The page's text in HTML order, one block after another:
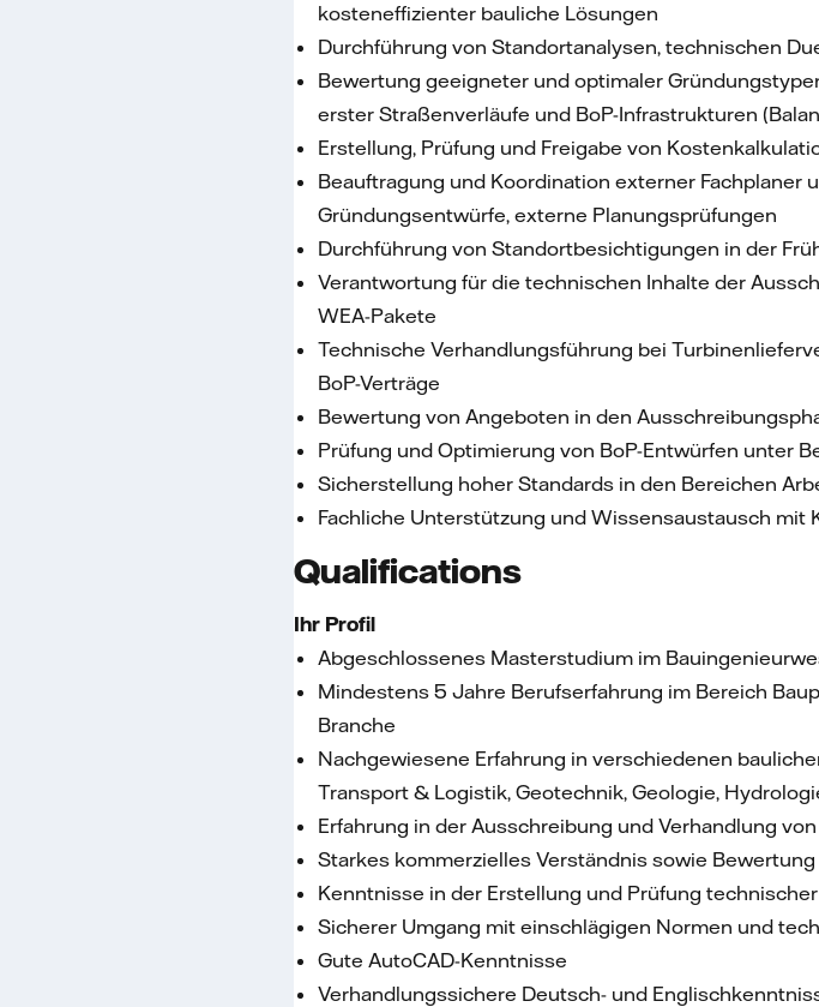
kosteneffizienter bauliche Lösungen
Durchführung von Standortanalysen, technischen
Bewertung geeigneter und optimaler
erster Straßenverläufe und BoP-Infrastrukturen
Erstellung, Prüfung und Freigabe von
Beauftragung und Koordination externer Fachplaner
Gründungsentwürfe, externe Planungsprüfungen
Durchführung von Standortbesichtigungen in der
Verantwortung für die technischen Inhalte der
WEA-Pakete
Technische Verhandlungsführung bei
BoP-Verträge
Bewertung von Angeboten in den
Prüfung und Optimierung von BoP-Entwürfen unter
Sicherstellung hoher Standards in den Bereichen
Fachliche Unterstützung und Wissensaustausch mit
Qualifications
Ihr Profil
Abgeschlossenes Masterstudium im
Mindestens 5 Jahre Berufserfahrung im Bereich
Branche
Nachgewiesene Erfahrung in verschiedenen
Transport & Logistik, Geotechnik, Geologie,
Erfahrung in der Ausschreibung und Verhandlung
Starkes kommerzielles Verständnis sowie
Kenntnisse in der Erstellung und Prüfung
Sicherer Umgang mit einschlägigen Normen und
Gute AutoCAD-Kenntnisse
Verhandlungssichere Deutsch- und